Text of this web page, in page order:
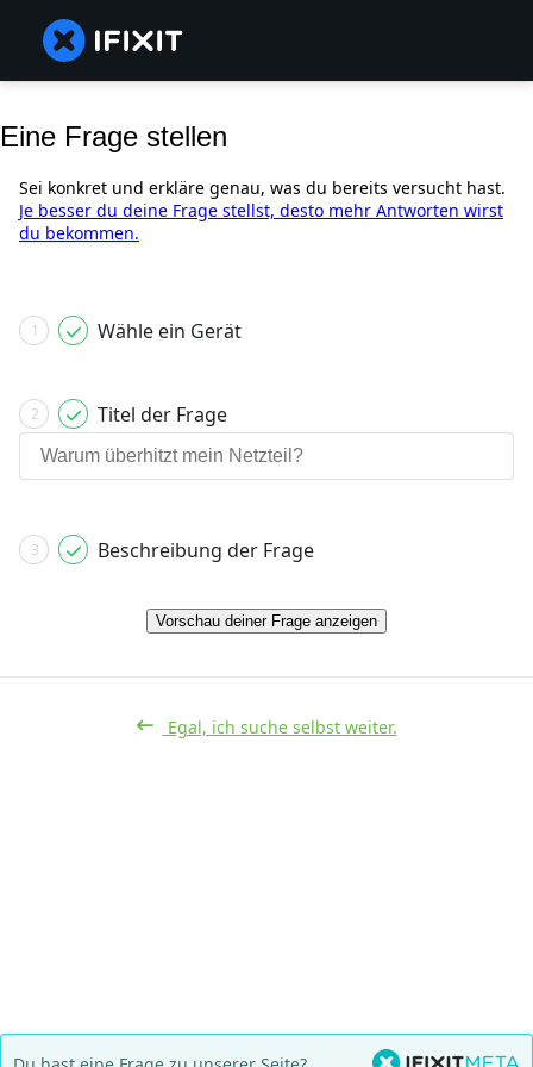
Eine Frage stellen
Sei konkret und erkläre genau, was du bereits versucht hast.
Je besser du deine Frage stellst, desto mehr Antworten wirst
du bekommen.
1 Wähle ein Gerät
2 Titel der Frage
3 Beschreibung der Frage
Vorschau deiner Frage anzeigen
Egal, ich suche selbst weiter.